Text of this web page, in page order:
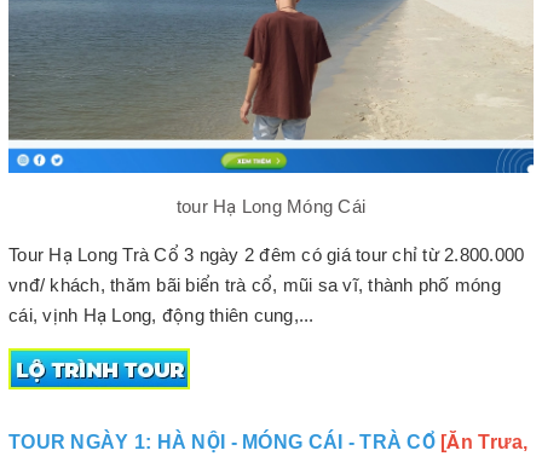
tour Hạ Long Móng Cái
Tour Hạ Long Trà Cổ 3 ngày 2 đêm có giá tour chỉ từ 2.800.000
vnđ/ khách, thăm bãi biển trà cổ, mũi sa vĩ, thành phố móng
cái, vịnh Hạ Long, động thiên cung,...
TOUR NGÀY 1: HÀ NỘI - MÓNG CÁI - TRÀ CỔ [Ăn Trưa,